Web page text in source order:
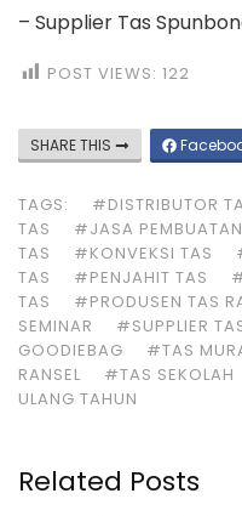
– Supplier Tas
POST VIEWS: 122
SHARE THIS
TAGS: #DISTRIBUTOR
TAS
#JASA
TAS
#KONVEKSI TAS
TAS
#PENJAHIT TAS
TAS
#PRODUSEN TAS
SEMINAR
#SUPPLIER
GOODIEBAG
#TAS
RANSEL
#TAS SEKOLAH
ULANG TAHUN
Related Posts